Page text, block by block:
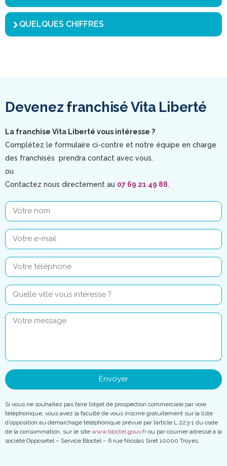
QUELQUES CHIFFRES
Devenez franchisé Vita Liberté
La franchise Vita Liberté vous intéresse ?
Complétez le formulaire ci-contre et notre équipe en charge
des franchisés prendra contact avec vous.
ou
Contactez nous directement au 07 69 21 49 88.
Envoyer
Si vous ne souhaitez pas faire l’objet de prospection commerciale par voie
téléphonique, vous avez la faculté de vous inscrire gratuitement sur la liste
d’opposition au démarchage téléphonique prévue par l’article L.223-1 du code
de la consommation, sur le site www.bloctel.gouv.frou par courrier adressé à la
société Opposetel – Service Bloctel – 6 rue Nicolas Siret 10000 Troyes.